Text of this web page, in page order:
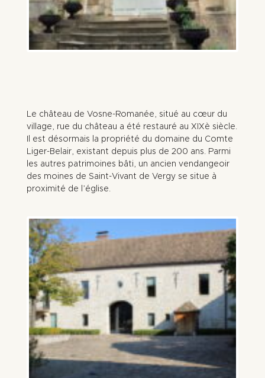
Le château de Vosne-Romanée, situé au cœur du
village, rue du château a été restauré au XIXè siècle.
Il est désormais la propriété du domaine du Comte
Liger-Belair, existant depuis plus de 200 ans. Parmi
les autres patrimoines bâti, un ancien vendangeoir
des moines de Saint-Vivant de Vergy se situe à
proximité de l’église.